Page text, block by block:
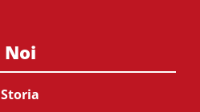
Noi
Storia